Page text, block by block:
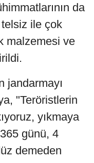
da
ile çok
malzemesi ve
jandarmayı
"Teröristlerin
yıkmaya
günü, 4
demeden